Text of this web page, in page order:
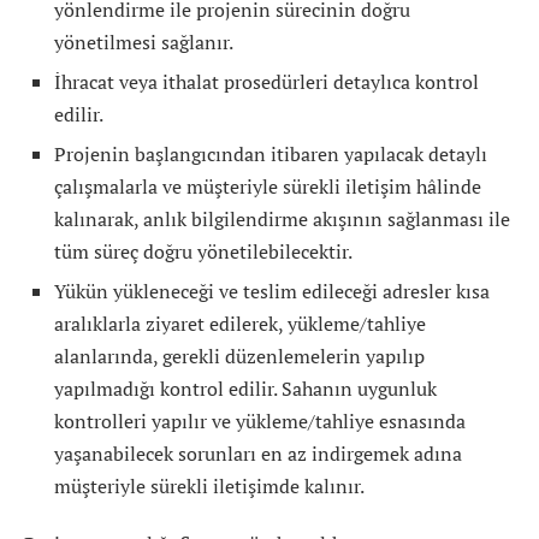
yönlendirme ile projenin sürecinin doğru
yönetilmesi sağlanır.
İhracat veya ithalat prosedürleri detaylıca kontrol
edilir.
Projenin başlangıcından itibaren yapılacak detaylı
çalışmalarla ve müşteriyle sürekli iletişim hâlinde
kalınarak, anlık bilgilendirme akışının sağlanması ile
tüm süreç doğru yönetilebilecektir.
Yükün yükleneceği ve teslim edileceği adresler kısa
aralıklarla ziyaret edilerek, yükleme/tahliye
alanlarında, gerekli düzenlemelerin yapılıp
yapılmadığı kontrol edilir. Sahanın uygunluk
kontrolleri yapılır ve yükleme/tahliye esnasında
yaşanabilecek sorunları en az indirgemek adına
müşteriyle sürekli iletişimde kalınır.